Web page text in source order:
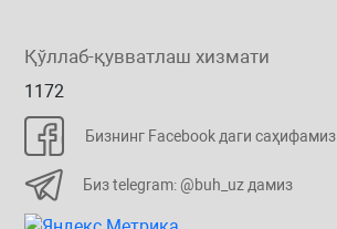
Қўллаб-қувватлаш хизмати
1172
Бизнинг Facebook даги саҳифамиз
Биз telegram: @buh_uz дамиз